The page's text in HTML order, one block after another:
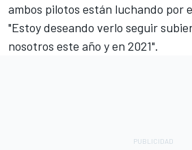
ambos pilotos están luchando por
"Estoy deseando verlo seguir
nosotros este año y en 2021".